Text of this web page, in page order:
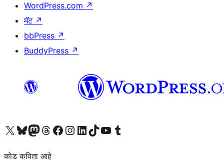
WordPress.com ↗
मॅट ↗
bbPress ↗
BuddyPress ↗
आमच्या X (एक्स) (पूर्वीचे ट्विटर) खात्याला भेट द्या आमच्या ब्लूस्की खात्याला भेट द्या.आमच्या Mastodon खात्याला भेट द्या.आमच्या थ्रेड्स खात्याला भेट द्या. आमच्या फेसबुक पेजला भेट द्या आमच्या इंस्टाग्राम खात्याला भेट द्या आमच्या लिंक्डइन खात्याला भेट द्या आमच्या टिकटॉक अकाउंटला भेट द्या.आमच्या यूट्यूब चॅनेलला भेट द्या आमच्या टंबलर खात्याला भेट द्या.
कोड कविता आहे